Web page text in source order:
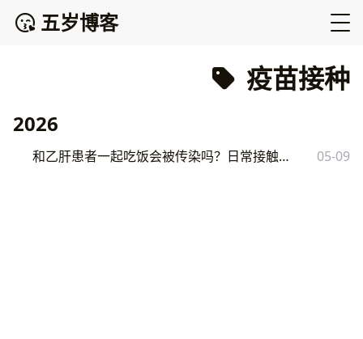
五岁博客
疫苗接种
2026
和乙肝患者一起吃饭会被传染吗？日常接触到底安不安全 05-09